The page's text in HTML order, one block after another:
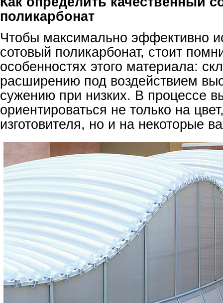
поликарбонат
Чтобы максимально эффективно
сотовый поликарбонат, стоит
особенностях этого материала:
расширению под воздействием
сужению при низких. В процессе
ориентироваться не только на
изготовителя, но и на некоторые